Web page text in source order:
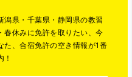
県・千葉県・静岡県の教習
春休みに免許を取りたい、今
た、合宿免許の空き情報が1番